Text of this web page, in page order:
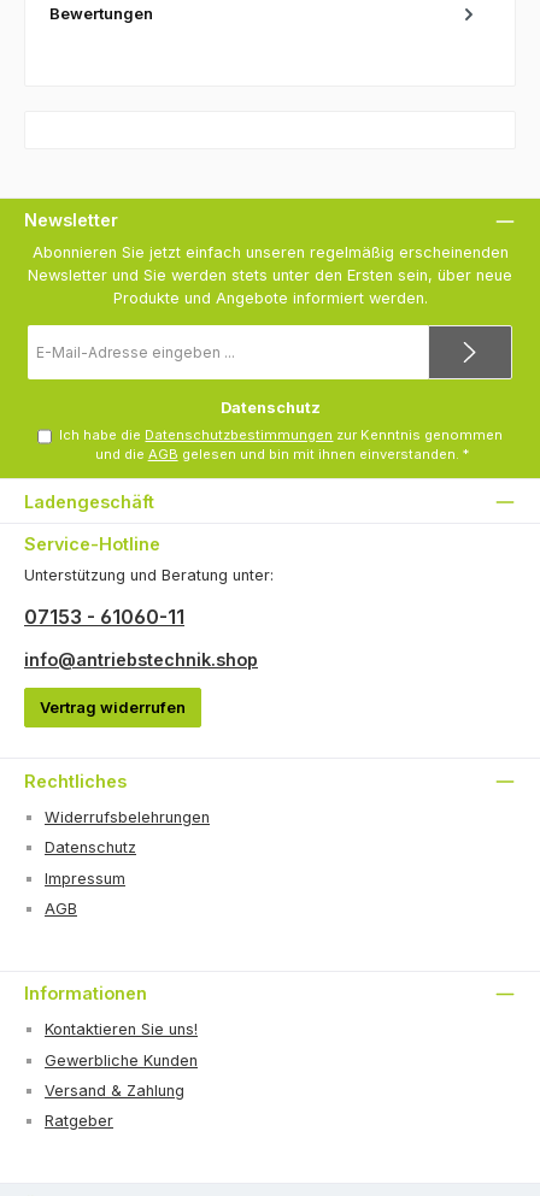
Bewertungen
Newsletter
Abonnieren Sie jetzt einfach unseren regelmäßig erscheinenden
Newsletter und Sie werden stets unter den Ersten sein, über neue
Produkte und Angebote informiert werden.
Mail-
Adresse
Datenschutz
Ich habe die Datenschutzbestimmungen zur Kenntnis genommen
und die AGB gelesen und bin mit ihnen einverstanden. *
Ladengeschäft
Service-Hotline
Unterstützung und Beratung unter:
07153 - 61060-11
info@antriebstechnik.shop
Vertrag widerrufen
Rechtliches
Widerrufsbelehrungen
Datenschutz
Impressum
AGB
Informationen
Kontaktieren Sie uns!
Gewerbliche Kunden
Versand & Zahlung
Ratgeber